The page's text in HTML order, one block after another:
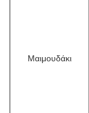
Μαιμουδάκι